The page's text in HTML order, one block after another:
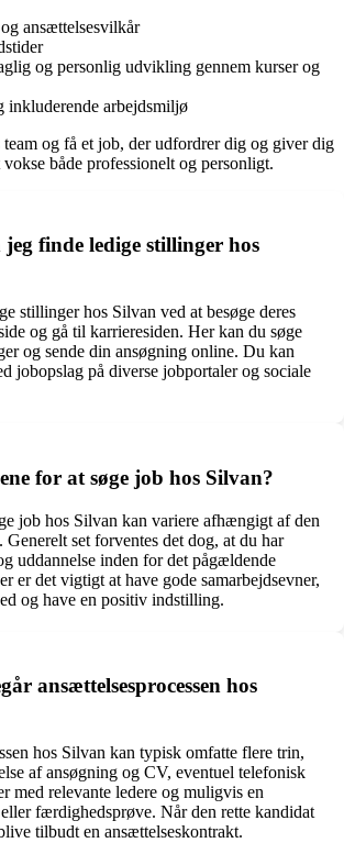
ansættelsesvilkår
og personlig udvikling gennem kurser og
inkluderende arbejdsmiljø
og få et job, der udfordrer dig og giver dig
både professionelt og personligt.
finde ledige stillinger hos
stillinger hos Silvan ved at besøge deres
og gå til karrieresiden. Her kan du søge
og sende din ansøgning online. Du kan
jobopslag på diverse jobportaler og sociale
for at søge job hos Silvan?
job hos Silvan kan variere afhængigt af den
set forventes det dog, at du har
uddannelse inden for det pågældende
er det vigtigt at have gode samarbejdsevner,
og have en positiv indstilling.
ansættelsesprocessen hos
hos Silvan kan typisk omfatte flere trin,
af ansøgning og CV, eventuel telefonisk
med relevante ledere og muligvis en
færdighedsprøve. Når den rette kandidat
tilbudt en ansættelseskontrakt.